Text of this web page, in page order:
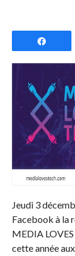
Jeudi 3
Facebook à la
MEDIA
cette année